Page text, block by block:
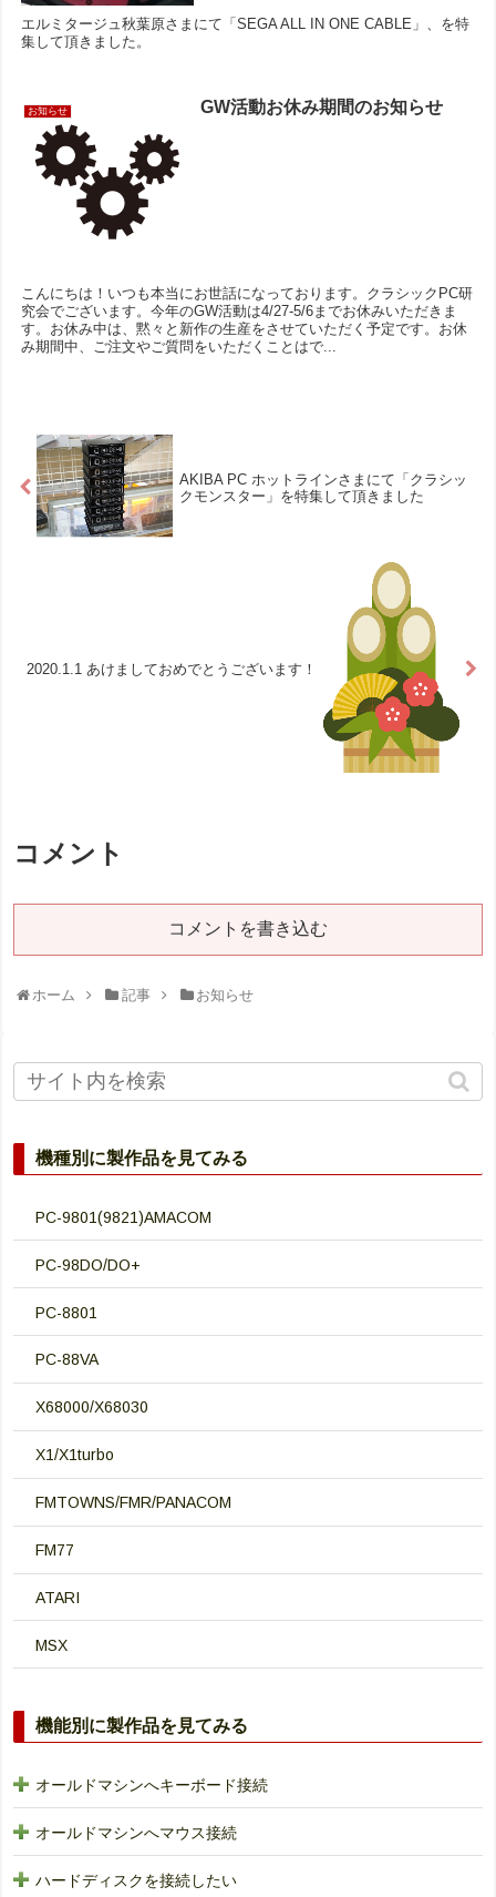
エルミタージュ秋葉原さまにて「SEGA ALL IN ONE CABLE」、を特
集して頂きました。
お知らせ GW活動お休み期間のお知らせ
こんにちは！いつも本当にお世話になっております。クラシックPC研
究会でございます。今年のGW活動は4/27-5/6までお休みいただきま
す。お休み中は、黙々と新作の生産をさせていただく予定です。お休
み期間中、ご注文やご質問をいただくことはで...
AKIBA PC ホットラインさまにて「クラシッ
クモンスター」を特集して頂きました
2020.1.1 あけましておめでとうございます！
コメント
コメントを書き込む
ホーム 記事 お知らせ
機種別に製作品を見てみる
PC-9801(9821)AMACOM
PC-98DO/DO+
PC-8801
PC-88VA
X68000/X68030
X1/X1turbo
FMTOWNS/FMR/PANACOM
FM77
ATARI
MSX
機能別に製作品を見てみる
オールドマシンへキーボード接続
オールドマシンへマウス接続
ハードディスクを接続したい